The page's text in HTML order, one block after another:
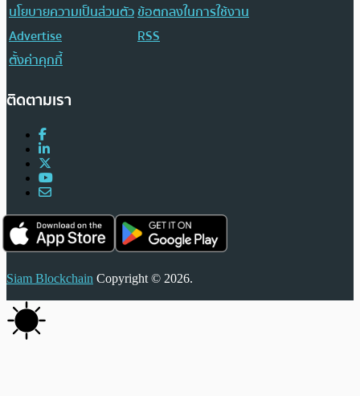
นโยบายความเป็นส่วนตัวข้อตกลงในการใช้งาน
Advertise
RSS
ตั้งค่าคุกกี้
ติดตามเรา
Siam Blockchain Copyright © 2026.